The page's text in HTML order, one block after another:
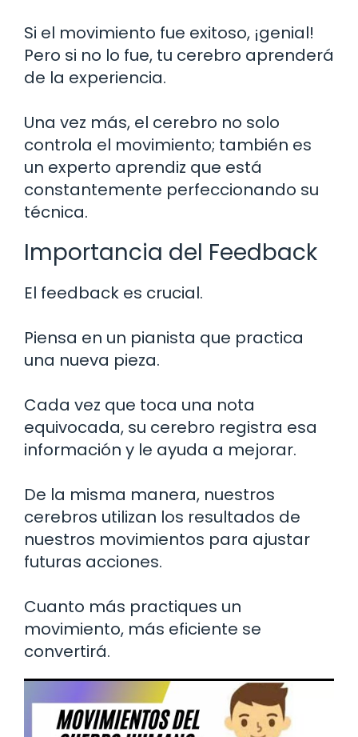
Si el movimiento fue exitoso, ¡genial!
Pero si no lo fue, tu cerebro aprenderá
de la experiencia.
Una vez más, el cerebro no solo
controla el movimiento; también es
un experto aprendiz que está
constantemente perfeccionando su
técnica.
Importancia del Feedback
El feedback es crucial.
Piensa en un pianista que practica
una nueva pieza.
Cada vez que toca una nota
equivocada, su cerebro registra esa
información y le ayuda a mejorar.
De la misma manera, nuestros
cerebros utilizan los resultados de
nuestros movimientos para ajustar
futuras acciones.
Cuanto más practiques un
movimiento, más eficiente se
convertirá.